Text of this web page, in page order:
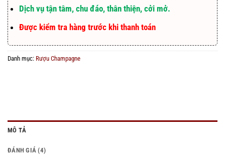
Dịch vụ tận tâm, chu đáo, thân thiện, cởi mở.
Được kiểm tra hàng trước khi thanh toán
Danh mục: Rượu Champagne
MÔ TẢ
ĐÁNH GIÁ (4)